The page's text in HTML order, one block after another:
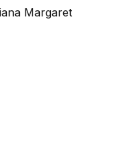
Margaret